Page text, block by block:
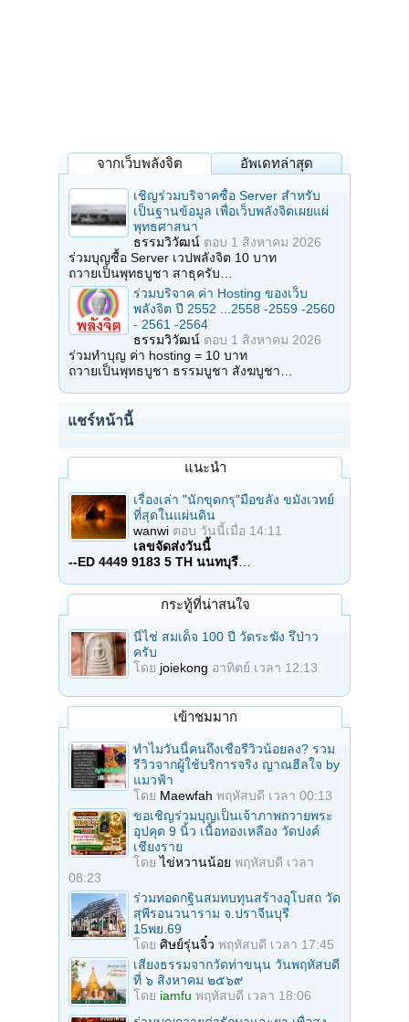
จากเว็บพลังจิต อัพเดทล่าสุด
เชิญร่วมบริจาคซื้อ Server สำหรับ
เป็นฐานข้อมูล เพื่อเว็บพลังจิตเผยแผ่
พุทธศาสนา
ธรรมวิวัฒน์ ตอบ 1 สิงหาคม 2026
ร่วมบุญซื้อ Server เวปพลังจิต 10 บาท
ถวายเป็นพุทธบูชา สาธุครับ…
ร่วมบริจาค ค่า Hosting ของเว็บ
พลังจิต ปี 2552 ...2558 -2559 -2560
- 2561 -2564
ธรรมวิวัฒน์ ตอบ 1 สิงหาคม 2026
ร่วมทำบุญ ค่า hosting = 10 บาท
ถวายเป็นพุทธบูชา ธรรมบูชา สังฆบูชา…
แชร์หน้านี้
แนะนำ
เรื่องเล่า "นักขุดกรุ"มือขลัง ขมังเวทย์
ที่สุดในแผ่นดิน
wanwi ตอบ วันนี้เมื่อ 14:11
เลขจัดส่งวันนี้
--ED 4449 9183 5 TH นนทบุรี
กระทู้ที่น่าสนใจ
นี่ไช่ สมเด็จ 100 ปี วัดระฆัง รึป่าว
ครับ
โดย joiekong อาทิตย์ เวลา 12:13
เข้าชมมาก
ทำไมวันนี้คนถึงเชื่อรีวิวน้อยลง? รวม
รีวิวจากผู้ใช้บริการจริง ญาณฮีลใจ by
แมวฟ้า
โดย Maewfah พฤหัสบดี เวลา 00:13
ขอเชิญร่วมบุญเป็นเจ้าภาพถวายพระ
อุปคุต 9 นิ้ว เนื้อทองเหลือง วัดปงค์
เชียงราย
โดยไข่หวานน้อย พฤหัสบดี เวลา
08:23
ร่วมทอดกฐินสมทบทุนสร้างอุโบสถ วัด
สุพีรอนวนาราม จ.ปราจีนบุรี
15พย.69
โดย ศิษย์รุ่นจิ๋ว พฤหัสบดี เวลา 17:45
เสียงธรรมจากวัดท่าขนุน วันพฤหัสบดี
ที่ ๖ สิงหาคม ๒๕๖๙
โดย iamfu พฤหัสบดี เวลา 18:06